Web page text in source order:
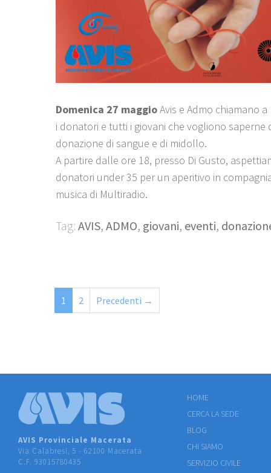
Domenica 27 maggioAvis e Admo chiamano
i donatori e tutti i giovani che vogliono saperne
donazione di sangue e di midollo.
A partire dalle ore 18, presso Di Gusto,
donatori under 35 per un aperitivo in
musica di Multiradio.
Tag: AVIS, ADMO, giovani, eventi,
1 2 Precedenti →
AVIS Provinciale Macerata
Via Calabresi, 5 - 62100 Macerata
C.F. 93015780435
HOME
CERCA LA SEDE
BLOG
CHI SIAMO
SERVIZIO CIVILE